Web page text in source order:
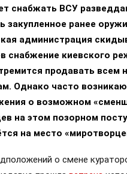
снабжать ВСУ
закупленное ранее
администрация
снабжение киевского
продавать всем
Однако часто
о возможном
на этом позорном
на место
о смене